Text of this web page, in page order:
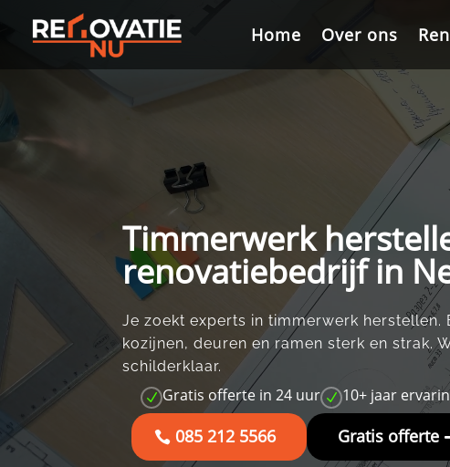
Home Over ons
Home Over ons
Timmerwerk
renovatiebedrijf in
Je zoekt experts in timmerwerk herstellen.​
kozijnen, deuren en ramen sterk en strak.​
schilderklaar.​
N Gratis offerte in 24 uur N 10+ jaar
085 212 5566 Gratis offerte